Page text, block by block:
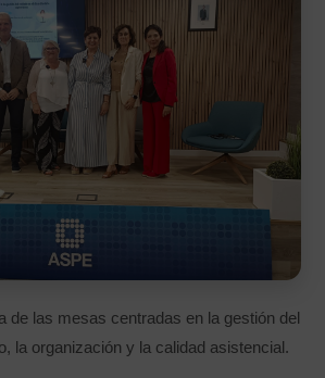
de las mesas centradas en la gestión del
la organización y la calidad asistencial.